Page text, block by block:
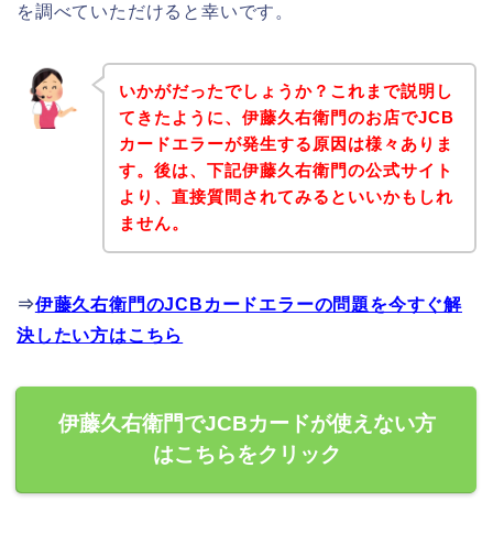
を調べていただけると幸いです。
いかがだったでしょうか？これまで説明し
てきたように、伊藤久右衛門のお店でJCB
カードエラーが発生する原因は様々ありま
す。後は、下記伊藤久右衛門の公式サイト
より、直接質問されてみるといいかもしれ
ません。
⇒伊藤久右衛門のJCBカードエラーの問題を今すぐ解
決したい方はこちら
伊藤久右衛門でJCBカードが使えない方
はこちらをクリック